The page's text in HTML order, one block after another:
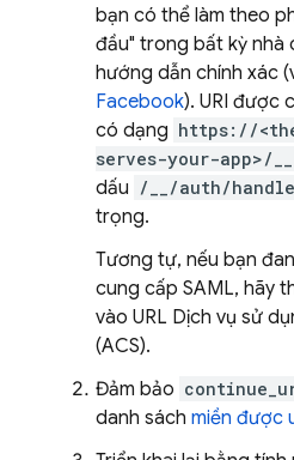
bạn có thể làm theo
đầu" trong bất kỳ nhà
hướng dẫn chính xác
Facebook). URI được
có dạng https://
serves-your-app>/
dấu /__/auth/
trọng.
Tương tự, nếu bạn
cung cấp SAML, hãy
vào URL Dịch vụ sử
(ACS).
Đảm bảo
danh sách miền được